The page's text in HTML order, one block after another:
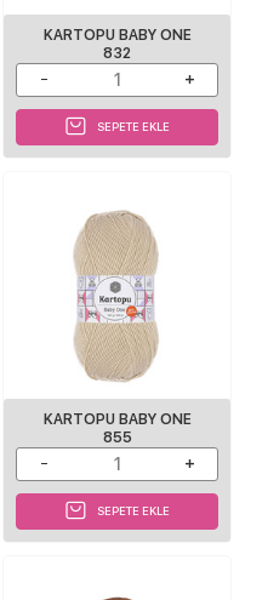
KARTOPU BABY ONE
832
SEPETE EKLE
KARTOPU BABY ONE
855
SEPETE EKLE